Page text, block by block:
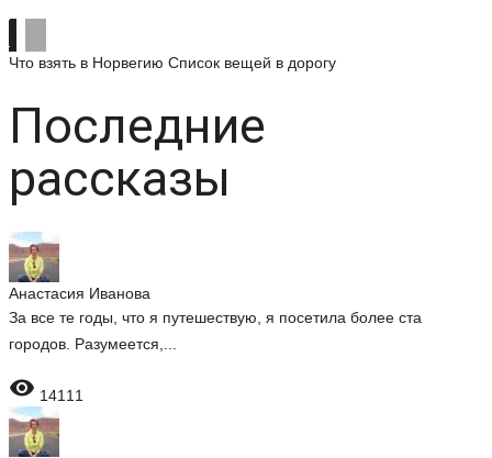
Что взять в Норвегию Список вещей в дорогу
Последние
рассказы
Анастасия Иванова
За все те годы, что я путешествую, я посетила более ста
городов. Разумеется,...
 14111